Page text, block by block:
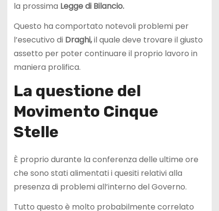
la prossima Legge di Bilancio.
Questo ha comportato notevoli problemi per
l’esecutivo di Draghi,il quale deve trovare il giusto
assetto per poter continuare il proprio lavoro in
maniera prolifica.
La questione del
Movimento Cinque
Stelle
È proprio durante la conferenza delle ultime ore
che sono stati alimentati i quesiti relativi alla
presenza di problemi all’interno del Governo.
Tutto questo è molto probabilmente correlato